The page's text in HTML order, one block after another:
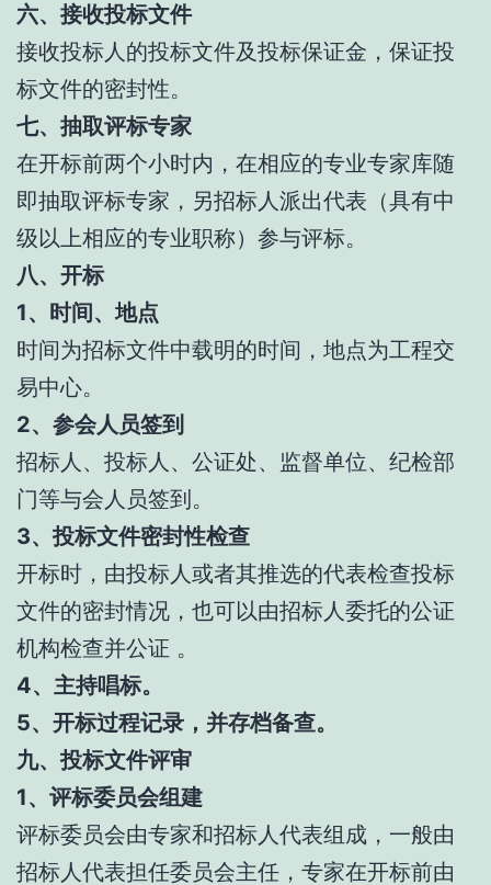
六、接收投标文件
接收投标人的投标文件及投标保证金，保证投
标文件的密封性。
七、抽取评标专家
在开标前两个小时内，在相应的专业专家库随
即抽取评标专家，另招标人派出代表（具有中
级以上相应的专业职称）参与评标。
八、开标
1、时间、地点
时间为招标文件中载明的时间，地点为工程交
易中心。
2、参会人员签到
招标人、投标人、公证处、监督单位、纪检部
门等与会人员签到。
3、投标文件密封性检查
开标时，由投标人或者其推选的代表检查投标
文件的密封情况，也可以由招标人委托的公证
机构检查并公证 。
4、主持唱标。
5、开标过程记录，并存档备查。
九、投标文件评审
1、评标委员会组建
评标委员会由专家和招标人代表组成，一般由
招标人代表担任委员会主任，专家在开标前由